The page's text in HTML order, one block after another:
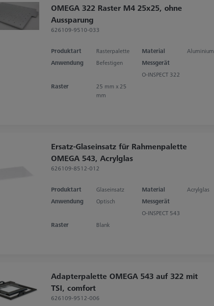
OMEGA 322 Raster M4 25x25, ohne
Aussparung
626109-9510-033
Produktart Rasterpalette Material
Aluminium
Anwendung
Befestigen
Messgerät
O-INSPECT 322
Raster
25 mm x 25
mm
Ersatz-Glaseinsatz für Rahmenpalette
OMEGA 543, Acrylglas
626109-8512-012
Produktart Glaseinsatz Material
Acrylglas
Anwendung
Optisch
Messgerät
O-INSPECT 543
Raster
Blank
Adapterpalette OMEGA 543 auf 322 mit
TSI, comfort
626109-9512-006